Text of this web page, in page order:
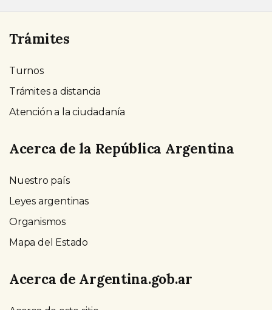
Trámites
Turnos
Trámites a distancia
Atención a la ciudadanía
Acerca de la República Argentina
Nuestro país
Leyes argentinas
Organismos
Mapa del Estado
Acerca de Argentina.gob.ar